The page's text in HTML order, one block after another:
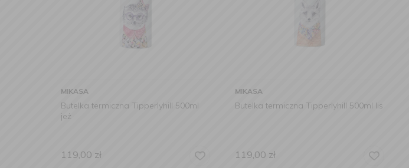
MIKASA
Butelka termiczna Tipperlyhill 500ml
jeż
119,00 zł
MIKASA
Butelka termiczna Tipperlyhill 500ml lis
119,00 zł